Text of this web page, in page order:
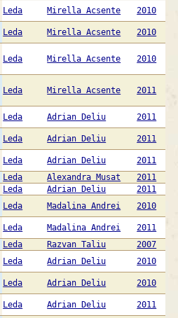
Leda Mirella Acsente
2010
Leda Mirella Acsente
2010
Leda Mirella Acsente 2010
Leda Mirella Acsente 2011
Leda Adrian Deliu
2011
Leda Adrian Deliu
2011
Leda Adrian Deliu
2011
Leda Alexandra Musat
2011
Leda Adrian Deliu
2011
Leda Madalina Andrei 2010
Leda Madalina Andrei
2011
Leda Razvan Taliu
2007
Leda Adrian Deliu
2010
Leda Adrian Deliu
2010
Leda Adrian Deliu
2011